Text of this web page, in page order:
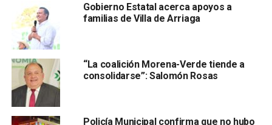
detalló que
este domingo 30 de mayo en el desarrollo
de un mitin político, en la comunidad El Tepetate,
sujetos afines a la candidatura de Bautista Abad,
incidente de grave riesgo que incluyódisparos de arma
de fuego y que dejaron como saldo a un hombre
herido.
Gobierno Estatal acerca apoyos a
familias de Villa de Arriaga
“La coalición Morena-Verde tiende a
consolidarse”: Salomón Rosas
Policía Municipal confirma que no hubo